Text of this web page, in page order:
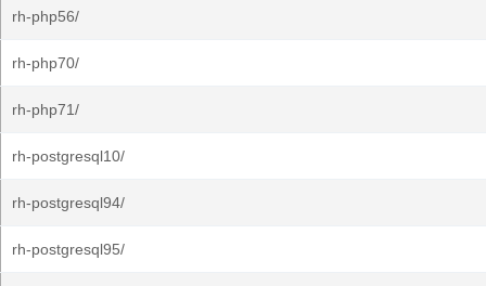
rh-php56/
rh-php70/
rh-php71/
rh-postgresql10/
rh-postgresql94/
rh-postgresql95/